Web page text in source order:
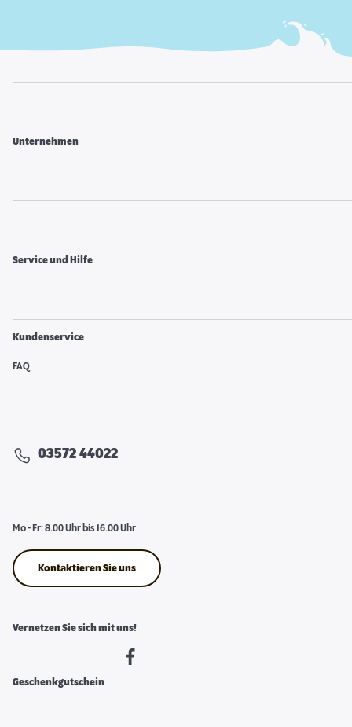
Unternehmen
Service und Hilfe
Kundenservice
FAQ
03572 44022
Mo - Fr: 8.00 Uhr bis 16.00 Uhr
Kontaktieren Sie uns
Vernetzen Sie sich mit uns!
Geschenkgutschein